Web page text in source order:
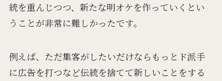
統を重んじつつ、新たな明オケを作っていくとい
うことが非常に難しかったです。
例えば、ただ集客がしたいだけならもっとド派手
に広告を打つなど伝統を捨てて新しいことをする